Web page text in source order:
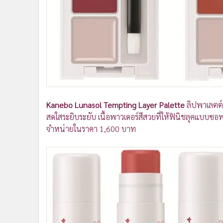
Kanebo Lunasol Tempting Layer Paletteลิปพาเลต
สดใสระยิบระยับ เนื้อพาวเดอร์สีสวยที่ให้ฟินิชลุคแบบซ
จำหน่ายในราคา 1,600 บาท